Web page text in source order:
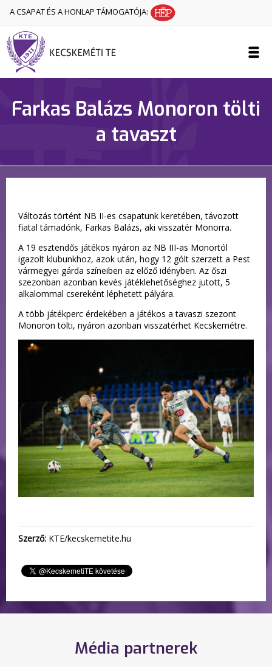
A CSAPAT ÉS A HONLAP TÁMOGATÓJA:
Farkas Balázs Monoron tölti
a tavaszt
Változás történt NB II-es csapatunk keretében, távozott
fiatal támadónk, Farkas Balázs, aki visszatér Monorra.
A 19 esztendős játékos nyáron az NB III-as Monortól
igazolt klubunkhoz, azok után, hogy 12 gólt szerzett a Pest
vármegyei gárda színeiben az előző idényben. Az őszi
szezonban azonban kevés játéklehetőséghez jutott, 5
alkalommal csereként léphetett pályára.
A több játékperc érdekében a játékos a tavaszi szezont
Monoron tölti, nyáron azonban visszatérhet Kecskemétre.
Szerző: KTE/kecskemetite.hu
Média partnerek